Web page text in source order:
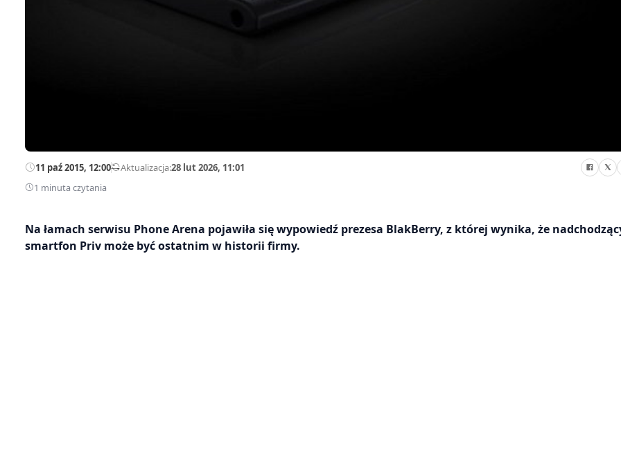
11 paź 2015, 12:00—Aktualizacja:28 lut 2026, 11:01
1 minuta czytania
Na łamach serwisu Phone Arena pojawiła się wypowiedź prezesa BlakBerry, z której wynika, że
smartfon Priv może być ostatnim w historii firmy.